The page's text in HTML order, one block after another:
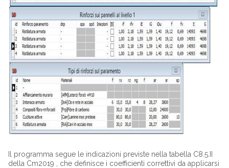
Il programma segue le indicazioni previste nella tabella C8.5.II
della Cm2019 , che definisce i coefficienti correttivi da applicarsi